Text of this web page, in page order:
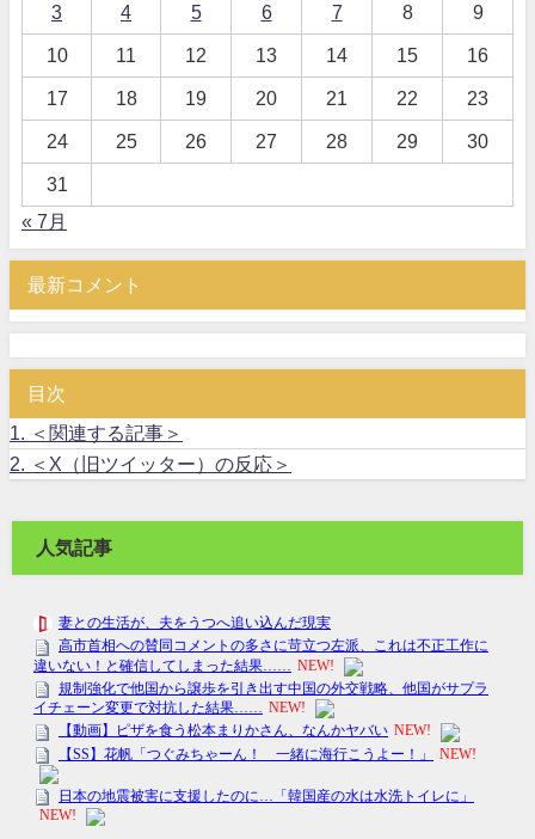
3 4 5 6 7 8 9
10 11 12 13 14 15 16
17 18 19 20 21 22 23
24 25 26 27 28 29 30
31
« 7月
最新コメント
目次
1.
＜関連する記事＞
2.
＜X（旧ツイッター）の反応＞
人気記事